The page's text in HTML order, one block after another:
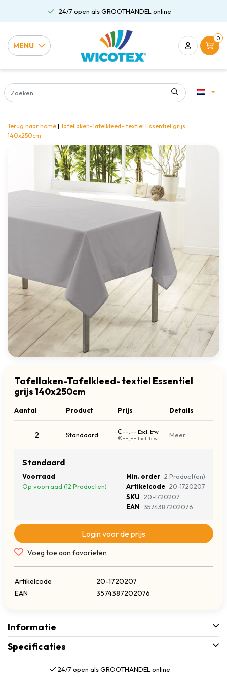
24/7 open als GROOTHANDEL online
MENU
0
Terug naar home | Tafellaken-Tafelkleed- textiel Essentiel grijs
140x250cm
Tafellaken-Tafelkleed- textiel Essentiel
grijs 140x250cm
Aantal Product Prijs Details
Standaard €--,-- Excl. btw
€--,-- Incl. btw Meer
Standaard
Voorraad
Op voorraad (12 Producten)
Min. order 2 Product(en)
Artikelcode 20-1720207
SKU 20-1720207
EAN 3574387202076
Login voor de prijs
Voeg toe aan favorieten
Artikelcode
20-1720207
EAN
3574387202076
Informatie
Specificaties
24/7 open als GROOTHANDEL online